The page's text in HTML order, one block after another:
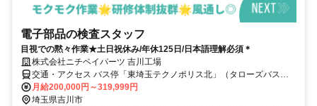
電子部品の検査スタッフ
目視での黙々作業★土日祝休み/年休125日/日本語理解必須＊
株式会社ニチベイパーツ 吉川工場
交通・アクセス バス停「東埼玉テクノポリス北」（タローズバス）
徒歩1分
月給200,000円～319,999円
埼玉県吉川市